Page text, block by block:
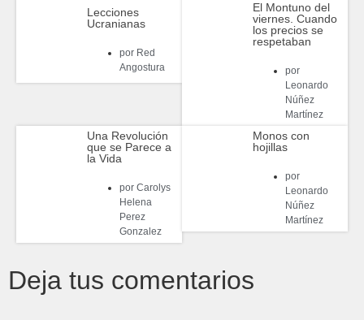
Lecciones
Ucranianas
porRed
Angostura
El Montuno del
viernes. Cuando
los precios se
respetaban
por
Leonardo
Núñez
Martínez
Una Revolución
que se Parece a
la Vida
porCarolys
Helena
Perez
Gonzalez
Monos con
hojillas
por
Leonardo
Núñez
Martínez
Deja tus comentarios